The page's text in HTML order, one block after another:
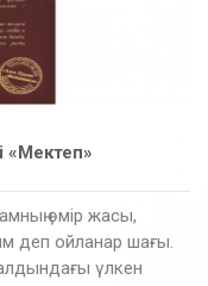
«Мектеп»
өмір жасы,
деп ойланар шағы.
үлкен